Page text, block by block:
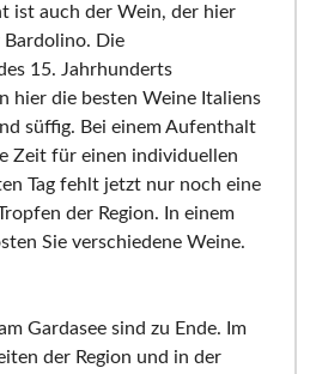
ist auch der Wein, der hier
Die
15. Jahrhunderts
hier die besten Weine Italiens
süffig. Bei einem Aufenthalt
Zeit für einen individuellen
Tag fehlt jetzt nur noch eine
der Region. In einem
Sie verschiedene Weine.
Gardasee sind zu Ende. Im
der Region und in der